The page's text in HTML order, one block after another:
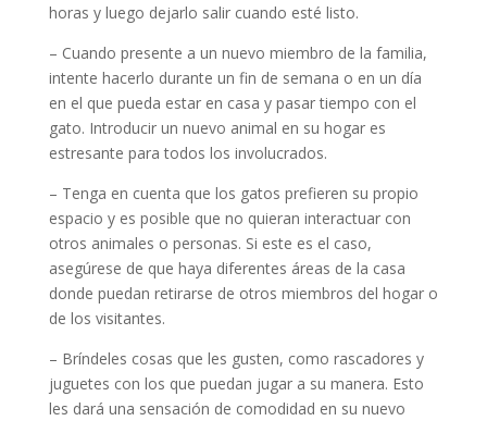
horas y luego dejarlo salir cuando esté listo.
– Cuando presente a un nuevo miembro de la familia,
intente hacerlo durante un fin de semana o en un día
en el que pueda estar en casa y pasar tiempo con el
gato. Introducir un nuevo animal en su hogar es
estresante para todos los involucrados.
– Tenga en cuenta que los gatos prefieren su propio
espacio y es posible que no quieran interactuar con
otros animales o personas. Si este es el caso,
asegúrese de que haya diferentes áreas de la casa
donde puedan retirarse de otros miembros del hogar o
de los visitantes.
– Bríndeles cosas que les gusten, como rascadores y
juguetes con los que puedan jugar a su manera. Esto
les dará una sensación de comodidad en su nuevo